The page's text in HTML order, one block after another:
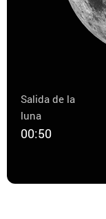
Salida de la
luna
00:50